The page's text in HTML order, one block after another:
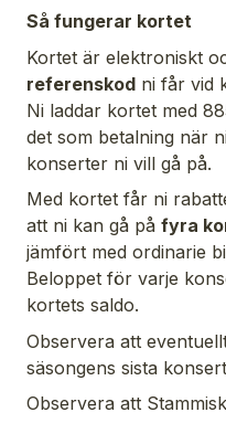
Så fungerar kortet
Kortet är elektroniskt
referenskod ni får vid
Ni laddar kortet med
det som betalning när
konserter ni vill gå på.
Med kortet får ni
att ni kan gå på fyra
jämfört med ordinarie
Beloppet för varje
kortets saldo.
Observera att
säsongens sista konsert
Observera att